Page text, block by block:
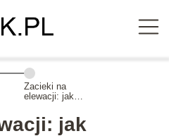
Zacieki na
elewacji: jak
skutecznie i
szybko? jak